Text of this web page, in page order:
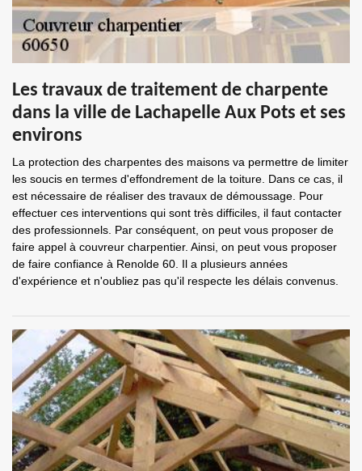
Les travaux de traitement de charpente
dans la ville de Lachapelle Aux Pots et ses
environs
La protection des charpentes des maisons va permettre de limiter
les soucis en termes d'effondrement de la toiture. Dans ce cas, il
est nécessaire de réaliser des travaux de démoussage. Pour
effectuer ces interventions qui sont très difficiles, il faut contacter
des professionnels. Par conséquent, on peut vous proposer de
faire appel à couvreur charpentier. Ainsi, on peut vous proposer
de faire confiance à Renolde 60. Il a plusieurs années
d'expérience et n'oubliez pas qu'il respecte les délais convenus.